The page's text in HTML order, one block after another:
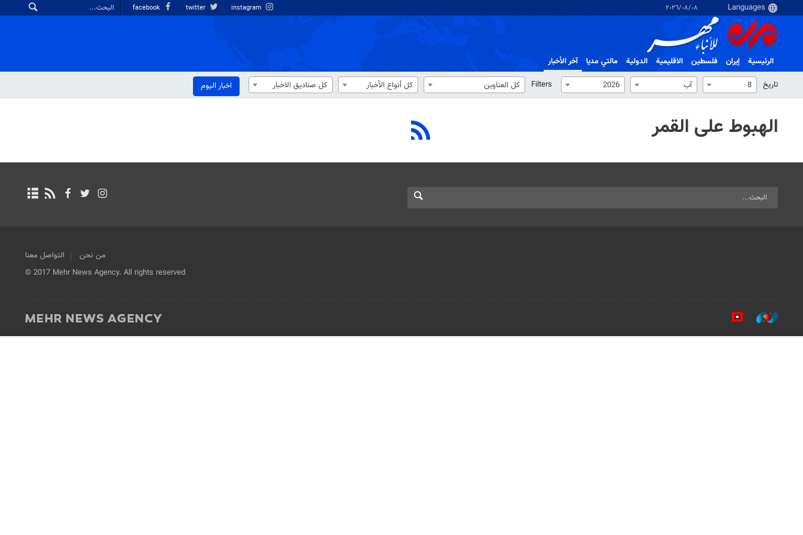
٠٨‏/٠٨‏/٢٠٢٦
الرئيسية إيران فلسطین الاقلیمیة الدولية مالتي مدیا
آخر الأخبار
تاریخ
8 آب 2026
Filters كل العناوين كل أنواع الأخبار كل صناديق الاخبار اخبار الیوم
الهبوط على القمر
من نحن
التواصل معنا
© 2017 Mehr News Agency. All rights reserved